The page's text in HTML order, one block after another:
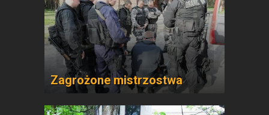
Zagrożone mistrzostwa